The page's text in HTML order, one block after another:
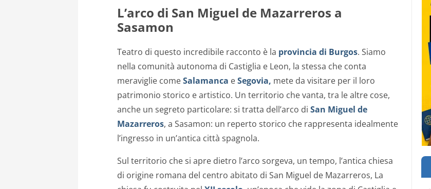
L’arco di San Miguel de Mazarreros a
Sasamon
Teatro di questo incredibile racconto è la provincia di Burgos. Siamo
nella comunità autonoma di Castiglia e Leon, la stessa che conta
meraviglie comeSalamanca eSegovia, mete da visitare per il loro
patrimonio storico e artistico. Un territorio che vanta, tra le altre cose,
anche un segreto particolare: si tratta dell’arco di San Miguel de
Mazarreros, a Sasamon: un reperto storico che rappresenta idealmente
l’ingresso in un’antica città spagnola.
Sul territorio che si apre dietro l’arco sorgeva, un tempo, l’antica chiesa
di origine romana del centro abitato di San Miguel de Mazarreros, La